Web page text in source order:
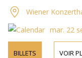
Wiener
mar. 22
BILLETS VOIR